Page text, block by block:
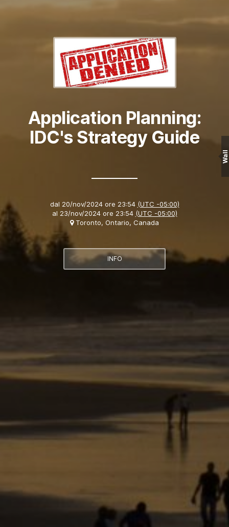
Application Planning:
IDC's Strategy Guide
dal 20/nov/2024 ore 23:54 (UTC -05:00)
al 23/nov/2024 ore 23:54 (UTC -05:00)
Toronto, Ontario, Canada
INFO
Wall